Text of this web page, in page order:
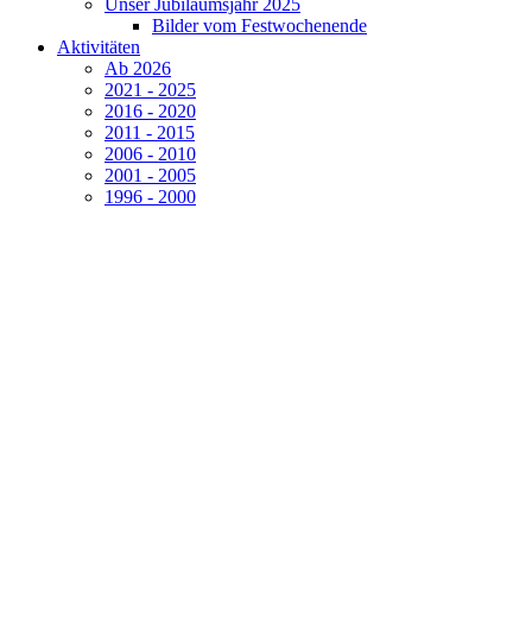
Bilder vom Festwochenende
Aktivitäten
Ab 2026
2021 - 2025
2016 - 2020
2011 - 2015
2006 - 2010
2001 - 2005
1996 - 2000